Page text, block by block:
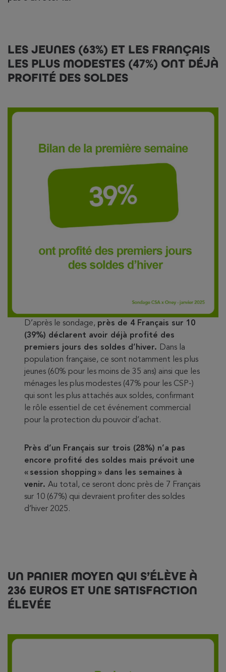
LES JEUNES (63%) ET LES FRANÇAIS
LES PLUS MODESTES (47%) ONT DÉJÀ
PROFITÉ DES SOLDES
D’après le sondage, près de 4 Français sur 10
(39%) déclarent avoir déjà profité des
premiers jours des soldes d’hiver. Dans la
population française, ce sont notamment les plus
jeunes (60% pour les moins de 35 ans) ainsi que les
ménages les plus modestes (47% pour les CSP-)
qui sont les plus attachés aux soldes, confirmant
le rôle essentiel de cet événement commercial
pour la protection du pouvoir d’achat.
Près d’un Français sur trois (28%) n’a pas
encore profité des soldes mais prévoit une
« session shopping » dans les semaines à
venir.Au total, ce seront donc près de 7 Français
sur 10 (67%) qui devraient profiter des soldes
d’hiver 2025.
UN PANIER MOYEN QUI S’ÉLÈVE À
236 EUROS ET UNE SATISFACTION
ÉLEVÉE